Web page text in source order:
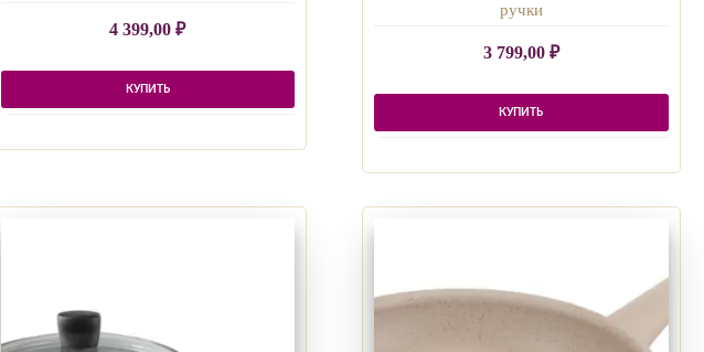
4 399,00₽
КУПИТЬ
ручки
3 799,00 ₽
КУПИТЬ